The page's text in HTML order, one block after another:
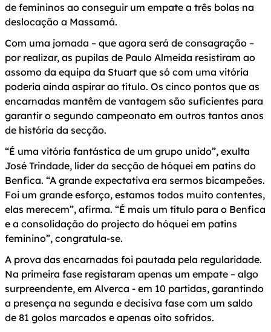
de femininos ao conseguir um empate a três bolas na
deslocação a Massamá.
Com uma jornada – que agora será de consagração –
por realizar, as pupilas de Paulo Almeida resistiram ao
assomo da equipa da Stuart que só com uma vitória
poderia ainda aspirar ao título. Os cinco pontos que as
encarnadas mantêm de vantagem são suficientes para
garantir o segundo campeonato em outros tantos anos
de história da secção.
“É uma vitória fantástica de um grupo unido”, exulta
José Trindade, líder da secção de hóquei em patins do
Benfica. “A grande expectativa era sermos bicampeões.
Foi um grande esforço, estamos todos muito contentes,
elas merecem”, afirma. “É mais um título para o Benfica
e a consolidação do projecto do hóquei em patins
feminino”, congratula-se.
A prova das encarnadas foi pautada pela regularidade.
Na primeira fase registaram apenas um empate – algo
surpreendente, em Alverca - em 10 partidas, garantindo
a presença na segunda e decisiva fase com um saldo
de 81 golos marcados e apenas oito sofridos.